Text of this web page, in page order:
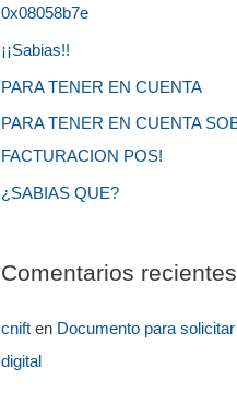
0x08058b7e
¡¡Sabias!!
PARA TENER EN CUENTA
PARA TENER EN CUENTA
FACTURACION POS!
¿SABIAS QUE?
Comentarios recientes
cnift en Documento para
digital